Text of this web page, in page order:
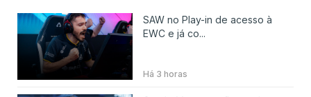
SAW no Play-in de acesso à
EWC e já co...
Há 3 horas